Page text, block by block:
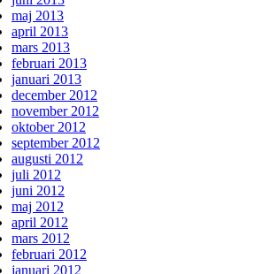
maj 2013
april 2013
mars 2013
februari 2013
januari 2013
december 2012
november 2012
oktober 2012
september 2012
augusti 2012
juli 2012
juni 2012
maj 2012
april 2012
mars 2012
februari 2012
januari 2012